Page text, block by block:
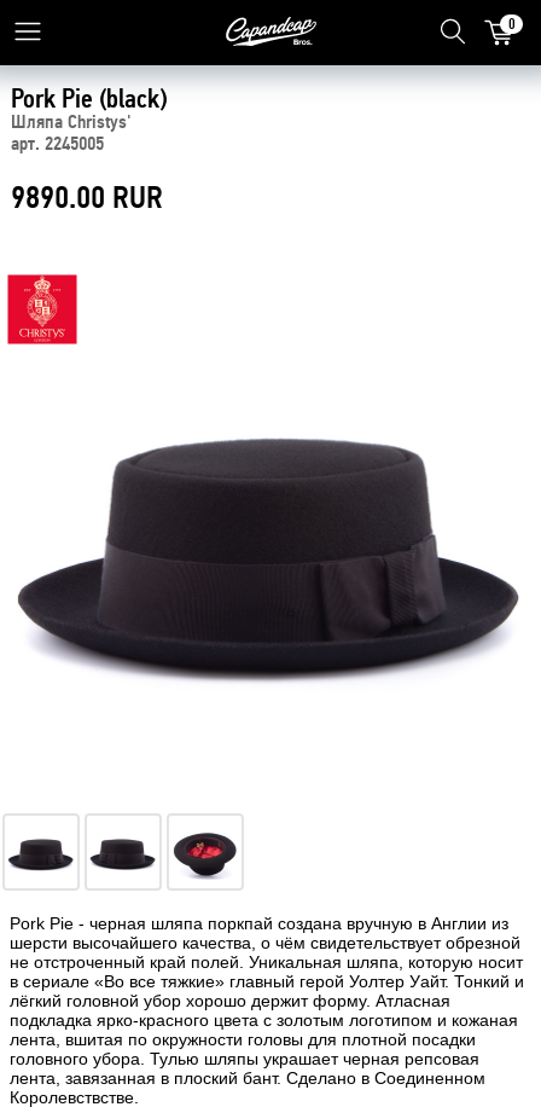
0
Pork Pie (black)
Шляпа Christys'
арт. 2245005
Pork Pie - черная шляпа поркпай создана вручную в Англии из
шерсти высочайшего качества, о чём свидетельствует обрезной
не отстроченный край полей. Уникальная шляпа, которую носит
в сериале «Во все тяжкие» главный герой Уолтер Уайт. Тонкий и
лёгкий головной убор хорошо держит форму. Атласная
подкладка ярко-красного цвета с золотым логотипом и кожаная
лента, вшитая по окружности головы для плотной посадки
головного убора. Тулью шляпы украшает черная репсовая
лента, завязанная в плоский бант. Сделано в Соединенном
Королевствстве.